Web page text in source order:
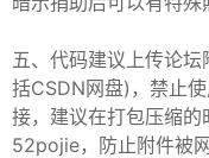
52
五、代码建议上传论
括CSDN网盘)，禁止
接，建议在打包压缩
52pojie，防止附件被